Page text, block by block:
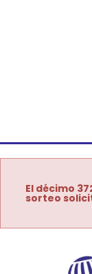
El décimo
sorteo